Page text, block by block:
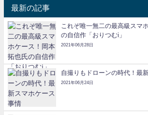
最新の記事
これぞ唯一無二の最高級スマ
の自信作「おりつむi」
2021年06月28日
自撮りもドローンの時代！最
2021年06月24日